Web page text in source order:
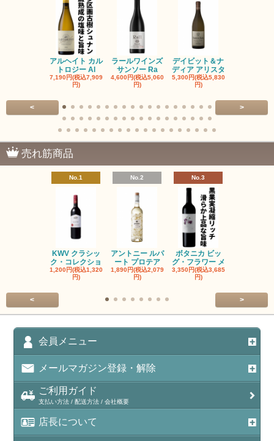
アルヘイト カル
トロジー Al
7,190円(税込7,909
円)
ラールワインズ
サンソー Ra
4,600円(税込5,060
円)
デイビット＆ナ
ディア アリスタ
5,300円(税込5,830
円)
< >
売れ筋商品
No.1
KWV クラシッ
ク・コレクショ
1,200円(税込1,320
円)
No.2
アントニー ルパ
ート プロテア
1,890円(税込2,079
円)
No.3
ボタニカ ビッ
グ・フラワー メ
3,350円(税込3,685
円)
< >
会員メニュー
メールマガジン登録・解除
ご利用ガイド
支払い方法 / 配送方法 / 会社概要
店長について